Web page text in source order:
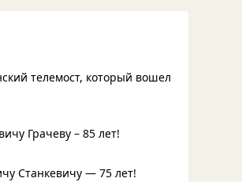
телемост, который вошел
Грачеву – 85 лет!
Станкевичу — 75 лет!